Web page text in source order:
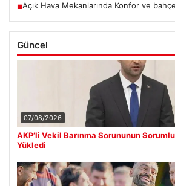
■Açık Hava Mekanlarında Konfor ve bahçe
Güncel
07/08/2026
AKP’li Vekil Barınma Sorununun
Yükledi